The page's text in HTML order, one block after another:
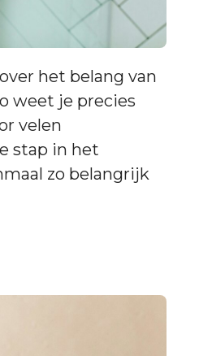
het belang van
weet je precies
velen
stap in het
zo belangrijk